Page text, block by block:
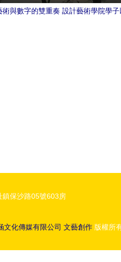
術與數字的雙重奏 設計藝術學院學子
鎮保沙路05號603房
文化傳媒有限公司 文藝創作 版權所